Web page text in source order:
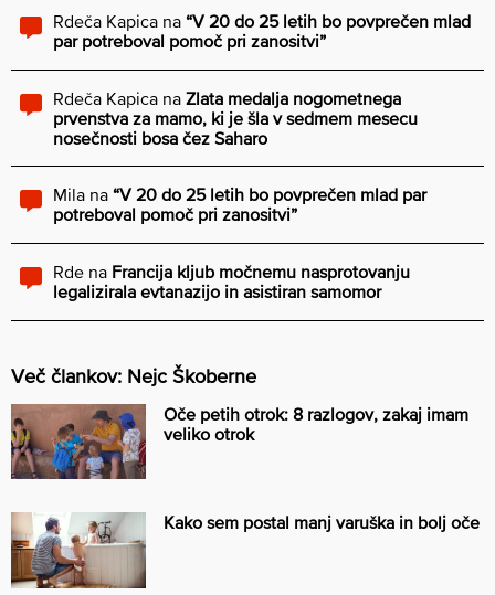
Rdeča Kapica na “V 20 do 25 letih bo povprečen mlad
par potreboval pomoč pri zanositvi”
Rdeča Kapica na Zlata medalja nogometnega
prvenstva za mamo, ki je šla v sedmem mesecu
nosečnosti bosa čez Saharo
Mila na “V 20 do 25 letih bo povprečen mlad par
potreboval pomoč pri zanositvi”
Rde na Francija kljub močnemu nasprotovanju
legalizirala evtanazijo in asistiran samomor
Več člankov: Nejc Škoberne
Oče petih otrok: 8 razlogov, zakaj imam
veliko otrok
Kako sem postal manj varuška in bolj oče